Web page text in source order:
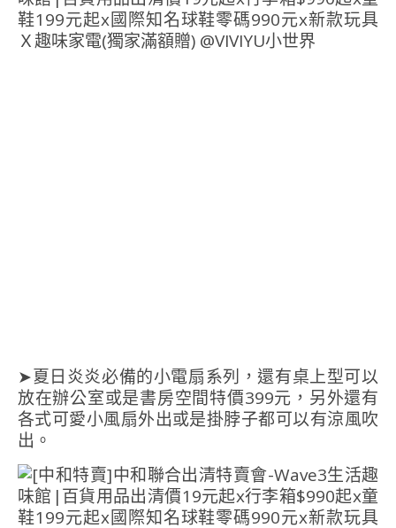
➤夏日炎炎必備的小電扇系列，還有桌上型可以
放在辦公室或是書房空間特價399元，另外還有
各式可愛小風扇外出或是掛脖子都可以有涼風吹
出。